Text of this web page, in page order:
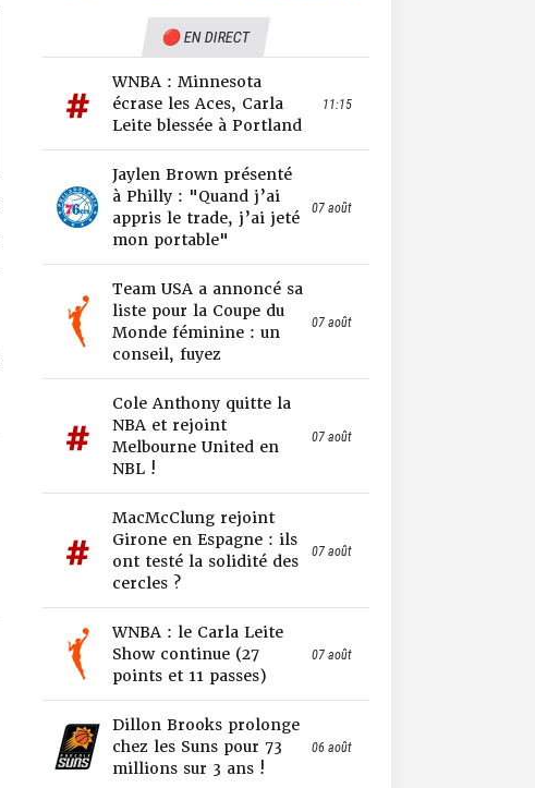
🔴 EN DIRECT
WNBA : Minnesota
écrase les Aces, Carla
Leite blessée à Portland
11:15
Jaylen Brown présenté
à Philly : "Quand j’ai
appris le trade, j’ai jeté
mon portable"
07 août
Team USA a annoncé sa
liste pour la Coupe du
Monde féminine : un
conseil, fuyez
07 août
Cole Anthony quitte la
NBA et rejoint
Melbourne United en
NBL !
07 août
MacMcClung rejoint
Girone en Espagne : ils
ont testé la solidité des
cercles ?
07 août
WNBA : le Carla Leite
Show continue (27
points et 11 passes)
07 août
Dillon Brooks prolonge
chez les Suns pour 73
millions sur 3 ans !
06 août